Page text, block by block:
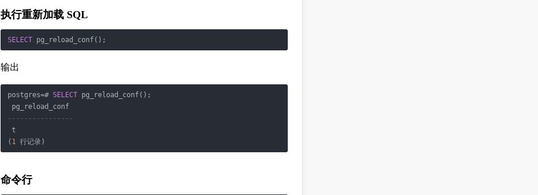
执行重新加载 SQL
SELECT pg_reload_conf();
输出
postgres=# SELECT pg_reload_conf();
----------------
t
( 1 行记录)
命令行